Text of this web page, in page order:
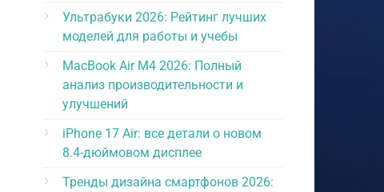
Ультрабуки 2026: Рейтинг лучших
моделей для работы и учебы
MacBook Air M4 2026: Полный
анализ производительности и
улучшений
iPhone 17 Air: все детали о новом
8.4-дюймовом дисплее
Тренды дизайна смартфонов 2026: